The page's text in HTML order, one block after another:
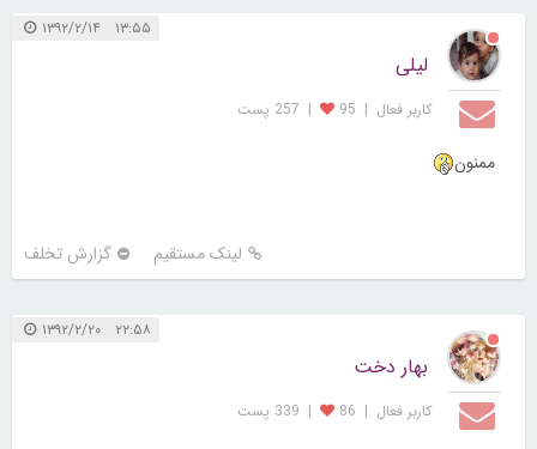
۱۳:۵۵ ۱۳۹۲/۲/۱۴
لیلی
کاربر فعال |
95
| 257 پست
ممنون
لینک مستقیم گزارش تخلف
۲۲:۵۸ ۱۳۹۲/۲/۲۰
بهار دخت
کاربر فعال |
86
| 339 پست